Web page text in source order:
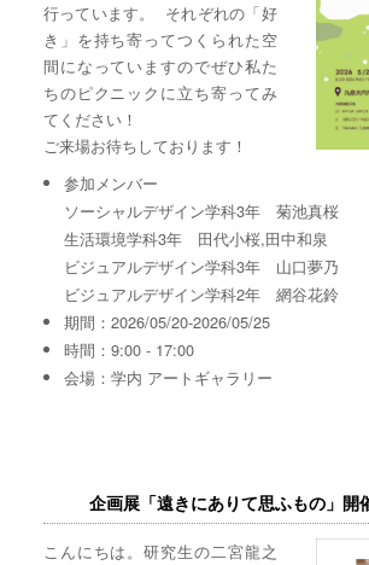
行っています。 それぞれの「好
き」を持ち寄ってつくられた空
間になっていますのでぜひ私た
ちのピクニックに立ち寄ってみ
てください！
ご来場お待ちしております！
参加メンバー
ソーシャルデザイン学科3年 菊池真桜
生活環境学科3年 田代小桜,田中和泉
ビジュアルデザイン学科3年 山口夢乃
ビジュアルデザイン学科2年 網谷花鈴
期間：2026/05/20-2026/05/25
時間：9:00 - 17:00
会場：学内 アートギャラリー
企画展「遠きにありて思ふもの」開
こんにちは。研究生の二宮龍之